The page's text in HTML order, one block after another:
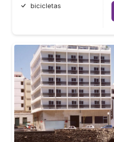
bicicletas